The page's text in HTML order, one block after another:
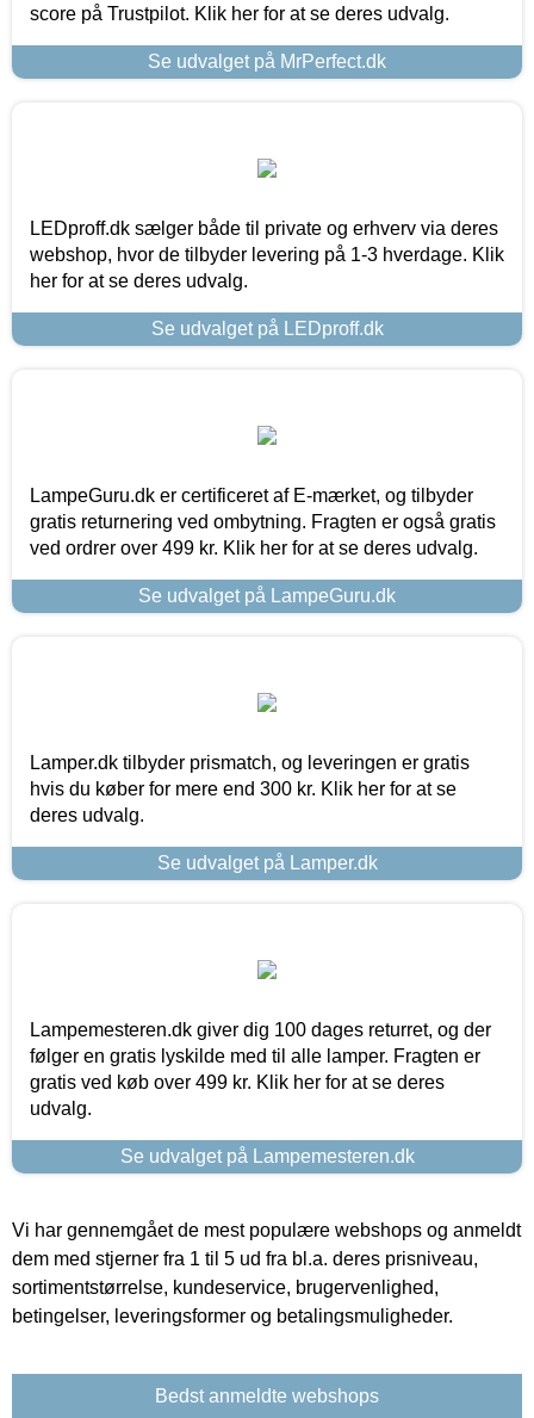
score på Trustpilot. Klik her for at se deres udvalg.
Se udvalget på MrPerfect.dk
LEDproff.dk sælger både til private og erhverv via deres
webshop, hvor de tilbyder levering på 1-3 hverdage. Klik
her for at se deres udvalg.
Se udvalget på LEDproff.dk
LampeGuru.dk er certificeret af E-mærket, og tilbyder
gratis returnering ved ombytning. Fragten er også gratis
ved ordrer over 499 kr. Klik her for at se deres udvalg.
Se udvalget på LampeGuru.dk
Lamper.dk tilbyder prismatch, og leveringen er gratis
hvis du køber for mere end 300 kr. Klik her for at se
deres udvalg.
Se udvalget på Lamper.dk
Lampemesteren.dk giver dig 100 dages returret, og der
følger en gratis lyskilde med til alle lamper. Fragten er
gratis ved køb over 499 kr. Klik her for at se deres
udvalg.
Se udvalget på Lampemesteren.dk
Vi har gennemgået de mest populære webshops og anmeldt
dem med stjerner fra 1 til 5 ud fra bl.a. deres prisniveau,
sortimentstørrelse, kundeservice, brugervenlighed,
betingelser, leveringsformer og betalingsmuligheder.
Bedst anmeldte webshops